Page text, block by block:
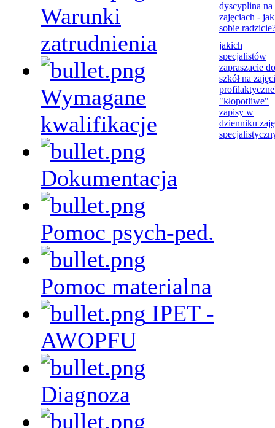
Warunki
zatrudnienia
Wymagane
kwalifikacje
Dokumentacja
Pomoc psych-ped.
Pomoc materialna
IPET -
AWOPFU
Diagnoza
dyscyplina na
zajęciach - jak
sobie
jakich
specjalistów
zapraszacie do
szkół na
"kłopotliwe"
zapisy w
dzienniku